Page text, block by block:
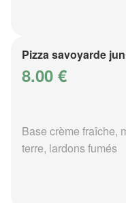
Pizza savoyarde
8.00 €
Base crème fraîche,
terre, lardons fumés